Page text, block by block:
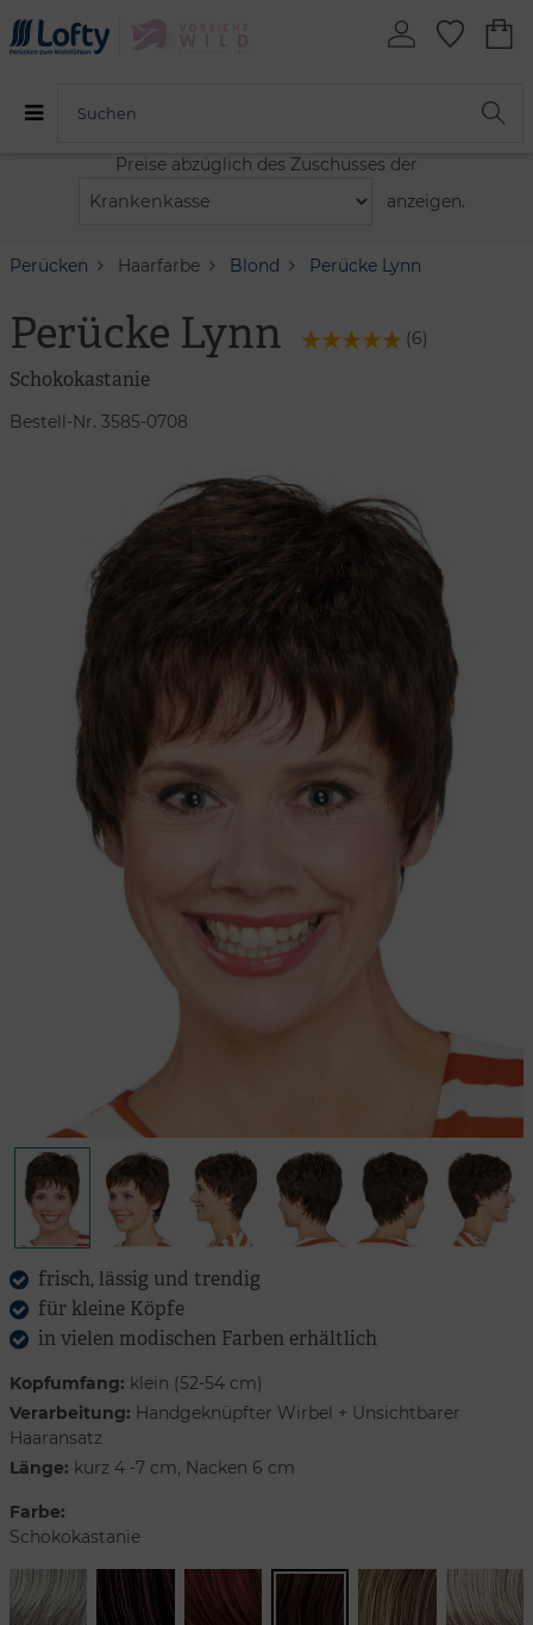
Preise abzüglich des Zuschusses der
anzeigen.
Perücken Haarfarbe Blond Perücke Lynn
Perücke Lynn (6)
Schokokastanie
Bestell-Nr. 3585-0708
frisch, lässig und trendig
für kleine Köpfe
in vielen modischen Farben erhältlich
Kopfumfang: klein (52-54 cm)
Verarbeitung: Handgeknüpfter Wirbel + Unsichtbarer
Haaransatz
Länge: kurz 4 -7 cm, Nacken 6 cm
Farbe:
Schokokastanie